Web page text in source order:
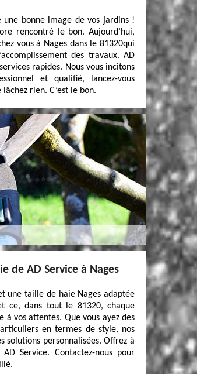
une bonne image de vos jardins !
rencontré le bon. Aujourd’hui,
vous à Nages dans le 81320qui
des travaux. AD
rapides. Nous vous incitons
et qualifié, lancez-vous
rien. C’est le bon.
de AD Service à Nages
une taille de haie Nages adaptée
ce, dans tout le 81320, chaque
vos attentes. Que vous ayez des
en termes de style, nos
solutions personnalisées. Offrez à
Service. Contactez-nous pour